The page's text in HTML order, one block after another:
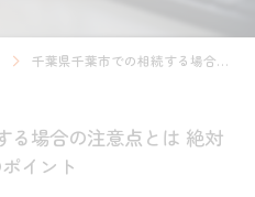
千葉県千葉市での相続する場合の注意点とは 絶対に知っておくべき5つのポイント
る場合の注意点とは 絶対
イント